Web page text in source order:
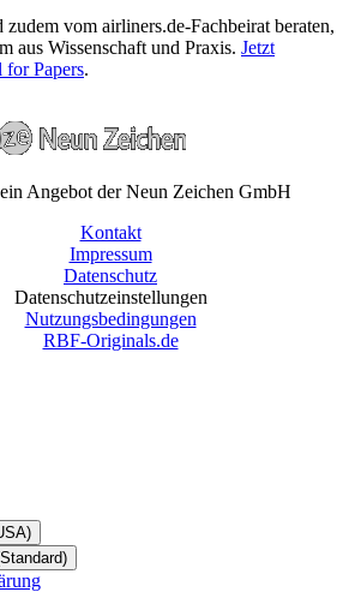
vom airliners.de-Fachbeirat beraten,
aus Wissenschaft und Praxis. Jetzt
for Papers.
Angebot der Neun Zeichen GmbH
Kontakt
Impressum
Datenschutz
Datenschutzeinstellungen
Nutzungsbedingungen
RBF-Originals.de